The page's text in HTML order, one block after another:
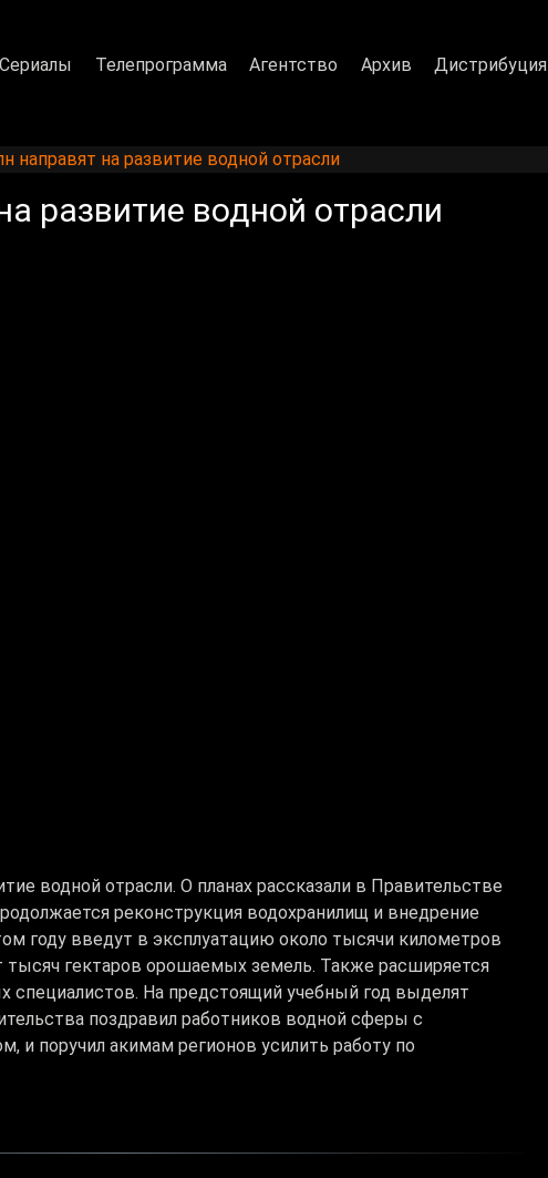
Сериалы Телепрограмма Агентство Архив Дистрибуция
направят на развитие водной отрасли
развитие водной отрасли
водной отрасли. О планах рассказали в Правительстве
реконструкция водохранилищ и внедрение
году введут в эксплуатацию около тысячи километров
тысяч гектаров орошаемых земель. Также расширяется
специалистов. На предстоящий учебный год выделят
поздравил работников водной сферы с
поручил акимам регионов усилить работу по